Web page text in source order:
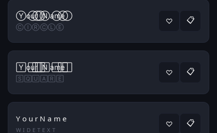
Y⃝o⃝u⃝r⃝ N⃝a⃝m⃝e⃝
C⃝I⃝R⃝C⃝L⃝E⃝
♡ 📋
Y⃞o⃞u⃞r⃞ N⃞a⃞m⃞e⃞
S⃞Q⃞U⃞A⃞R⃞E⃞
♡ 📋
Y o u r N a m e
W I D E T E X T
♡ 📋